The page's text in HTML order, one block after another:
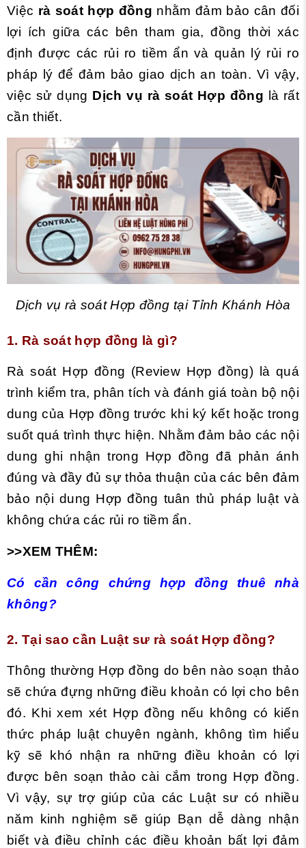
Việc rà soát hợp đồng nhằm đảm bảo cân đối
lợi ích giữa các bên tham gia, đồng thời xác
định được các rủi ro tiềm ẩn và quản lý rủi ro
pháp lý để đảm bảo giao dịch an toàn. Vì vậy,
việc sử dụng Dịch vụ rà soát Hợp đồng là rất
cần thiết.
Dịch vụ rà soát Hợp đồng tại Tỉnh Khánh Hòa
1. Rà soát hợp đồng là gì?
Rà soát Hợp đồng (Review Hợp đồng) là quá
trình kiểm tra, phân tích và đánh giá toàn bộ nội
dung của Hợp đồng trước khi ký kết hoặc trong
suốt quá trình thực hiện. Nhằm đảm bảo các nội
dung ghi nhận trong Hợp đồng đã phản ánh
đúng và đầy đủ sự thỏa thuận của các bên đảm
bảo nội dung Hợp đồng tuân thủ pháp luật và
không chứa các rủi ro tiềm ẩn.
>>XEM THÊM:
Có cần công chứng hợp đồng thuê nhà
không?
2. Tại sao cần Luật sư rà soát Hợp đồng?
Thông thường Hợp đồng do bên nào soạn thảo
sẽ chứa đựng những điều khoản có lợi cho bên
đó. Khi xem xét Hợp đồng nếu không có kiến
thức pháp luật chuyên ngành, không tìm hiểu
kỹ sẽ khó nhận ra những điều khoản có lợi
được bên soạn thảo cài cắm trong Hợp đồng.
Vì vậy, sự trợ giúp của các Luật sư có nhiều
năm kinh nghiệm sẽ giúp Bạn dễ dàng nhận
biết và điều chỉnh các điều khoản bất lợi đảm